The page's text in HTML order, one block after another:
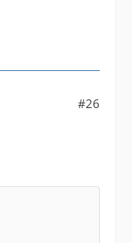
#26